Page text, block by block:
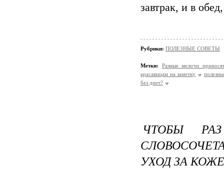
завтрак, и в
Рубрики: ПОЛЕЗНЫЕ СОВЕТЫ
Метки:
Разные мелочи
красавицам на заметку
без диет?
ЧТОБЫ
УХОД ЗА